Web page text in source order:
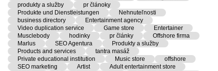
produkty a služby
pr článoky
Produkte und Dienstleistungen
Nehnuteľnosti
business directory
Entertainment agency
Video duplication service
Game store
Entertainer
Musclebody
hodinky pr články
Offshore firma
Marlus
SEO Agentura
Produkty a služby
Products and services
tantra masáž
Private educational institution
Music store
offshore
SEO marketing
Artist
Adult entertainment store